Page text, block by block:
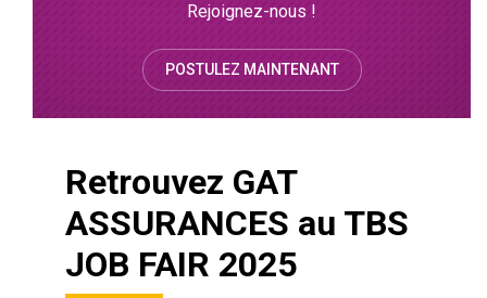
Rejoignez-nous !
POSTULEZ MAINTENANT
Retrouvez GAT
ASSURANCES au TBS
JOB FAIR 2025